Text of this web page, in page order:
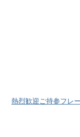
熱烈歓迎ご持参フレ